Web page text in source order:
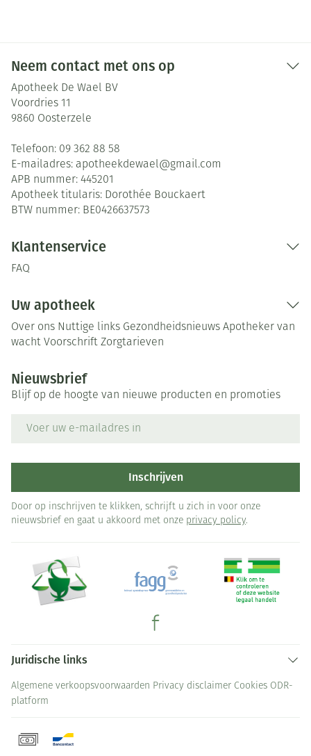
Neem contact met ons op
Apotheek De Wael BV
Voordries 11
9860 Oosterzele
Telefoon: 09 362 88 58
E-mailadres: apotheekdewael@gmail.com
APB nummer: 445201
Apotheek titularis: Dorothée Bouckaert
BTW nummer: BE0426637573
Klantenservice
FAQ
Uw apotheek
Over ons Nuttige links Gezondheidsnieuws Apotheker van
wacht Voorschrift Zorgtarieven
Nieuwsbrief
Blijf op de hoogte van nieuwe producten en promoties
Inschrijven
Door op inschrijven te klikken, schrijft u zich in voor onze
nieuwsbrief en gaat u akkoord met onze privacy policy.
Juridische links
Algemene verkoopsvoorwaarden Privacy disclaimer Cookies ODR-
platform